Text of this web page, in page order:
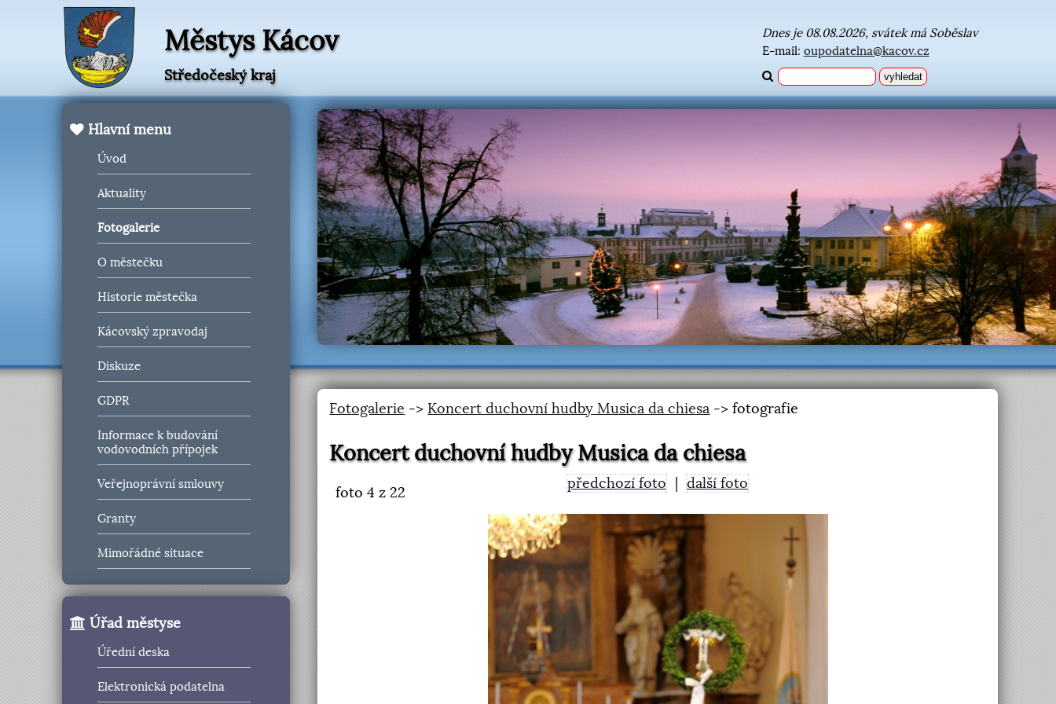
Městys Kácov
Středočeský kraj
Dnes je 08.08.2026, svátek má Soběslav
E-mail: oupodatelna@kacov.cz
Hlavní menu
Úvod
Aktuality
Fotogalerie
O městečku
Historie městečka
Kácovský zpravodaj
Diskuze
GDPR
Informace k budování
vodovodních přípojek
Veřejnoprávní smlouvy
Granty
Mimořádné situace
Úřad městyse
Úřední deska
Elektronická podatelna
Fotogalerie -> Koncert duchovní hudby Musica da chiesa -> fotografie
Koncert duchovní hudby Musica da chiesa
foto4 z 22
předchozí foto další foto